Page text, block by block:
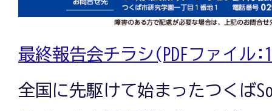
最終報告会チラシ(PDFファイル
全国に先駆けて始まったつくば